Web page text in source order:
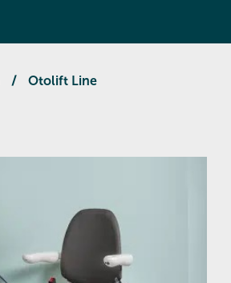
/ Otolift Line